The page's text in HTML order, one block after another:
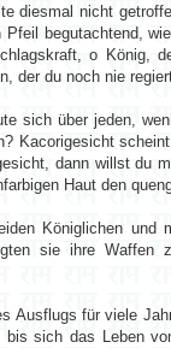
diesmal nicht
Pfeil begutachtend,
o König,
der du noch nie
sich über jeden,
Kacorigesicht
dann willst du
Haut den
Königlichen und
sie ihre
Ausflugs für viele
sich das Leben